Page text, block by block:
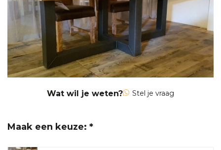
Wat wil je weten? Stel je vraag
Maak een keuze: *